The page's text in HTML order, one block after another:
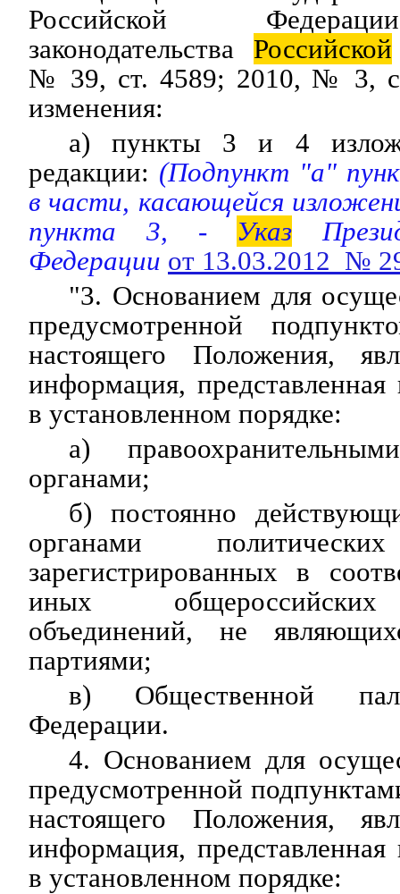
Российской
законодательства Российской
№ 39, ст. 4589; 2010, № 3,
изменения:
а) пункты 3 и 4
редакции: (Подпункт "а"
в части, касающейся
пункта 3, - Указ
Федерации от 13.03.2012 №
"3. Основанием для
предусмотренной
настоящего Положения,
информация,
в установленном порядке:
а)
органами;
б) постоянно
органами
зарегистрированных в
иных
объединений, не
партиями;
в) Общественной
Федерации.
4. Основанием для
предусмотренной
настоящего Положения,
информация,
в установленном порядке: